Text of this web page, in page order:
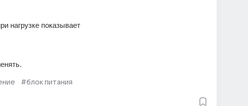
нагрузке показывает
#блок питания